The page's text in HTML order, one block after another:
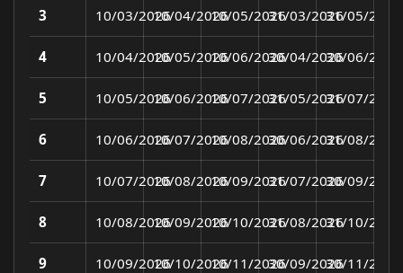
3 10/03/202610/04/202610/05/202631/03/202631/05/2026
4 10/04/202610/05/202610/06/202630/04/202630/06/2026
5 10/05/202610/06/202610/07/202631/05/202631/07/2026
6 10/06/202610/07/202610/08/202630/06/202631/08/2026
7 10/07/202610/08/202610/09/202631/07/202630/09/2026
8 10/08/202610/09/202610/10/202631/08/202631/10/2026
9 10/09/202610/10/202610/11/202630/09/202630/11/2026